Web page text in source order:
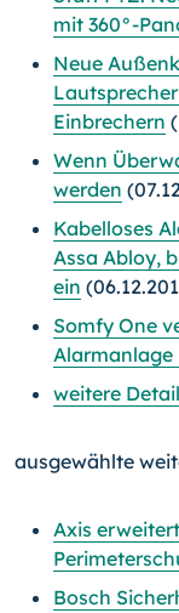
mit 360°-
Neue
Einbrechern
Wenn
werden
Kabelloses
Assa Abloy,
ein
Somfy One
Alarmanlage
weitere
ausgewählte
Axis
Bosch